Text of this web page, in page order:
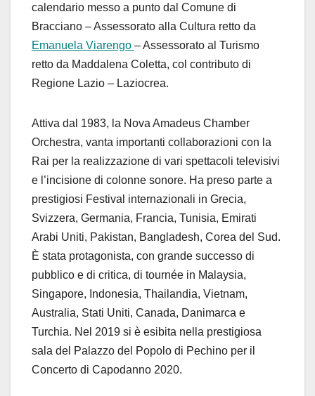
calendario messo a punto dal Comune di
Bracciano – Assessorato alla Cultura retto da
Emanuela Viarengo – Assessorato al Turismo
retto da Maddalena Coletta, col contributo di
Regione Lazio – Laziocrea.
Attiva dal 1983, la Nova Amadeus Chamber
Orchestra, vanta importanti collaborazioni con la
Rai per la realizzazione di vari spettacoli televisivi
e l’incisione di colonne sonore. Ha preso parte a
prestigiosi Festival internazionali in Grecia,
Svizzera, Germania, Francia, Tunisia, Emirati
Arabi Uniti, Pakistan, Bangladesh, Corea del Sud.
È stata protagonista, con grande successo di
pubblico e di critica, di tournée in Malaysia,
Singapore, Indonesia, Thailandia, Vietnam,
Australia, Stati Uniti, Canada, Danimarca e
Turchia. Nel 2019 si è esibita nella prestigiosa
sala del Palazzo del Popolo di Pechino per il
Concerto di Capodanno 2020.